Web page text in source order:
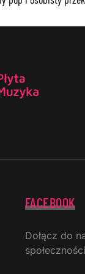
FACEBOOK
Dołącz do